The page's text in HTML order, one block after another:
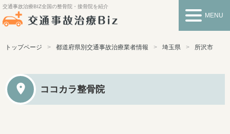
交通事故治療BIZ全国の整骨院・接骨院を紹介
MENU
トップページ 都道府県別交通事故治療業者情報 埼玉県 所沢市
ココカラ整骨院